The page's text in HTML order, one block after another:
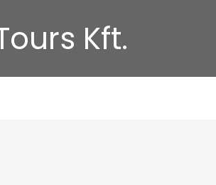
Kft.